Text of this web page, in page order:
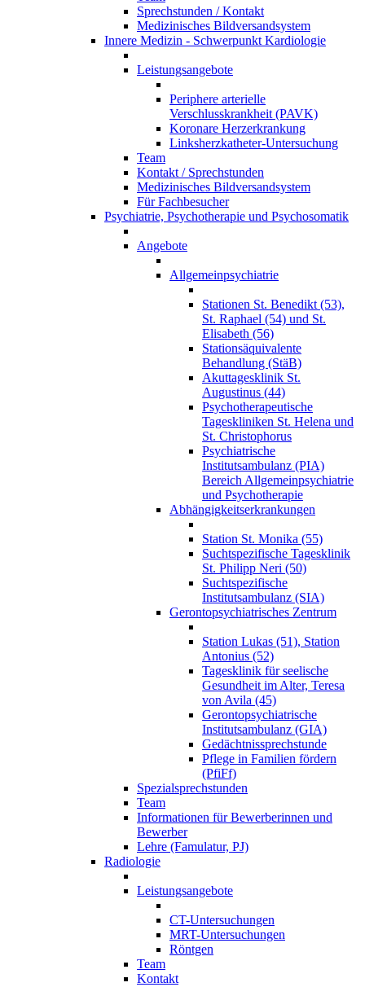
Sprechstunden / Kontakt
Medizinisches Bildversandsystem
Innere Medizin - Schwerpunkt Kardiologie
Leistungsangebote
Periphere arterielle
Verschlusskrankheit (PAVK)
Koronare Herzerkrankung
Linksherzkatheter-Untersuchung
Team
Kontakt / Sprechstunden
Medizinisches Bildversandsystem
Für Fachbesucher
Psychiatrie, Psychotherapie und Psychosomatik
Angebote
Allgemeinpsychiatrie
Stationen St. Benedikt (53),
St. Raphael (54) und St.
Elisabeth (56)
Stationsäquivalente
Behandlung (StäB)
Akuttagesklinik St.
Augustinus (44)
Psychotherapeutische
Tageskliniken St. Helena und
St. Christophorus
Psychiatrische
Institutsambulanz (PIA)
Bereich Allgemeinpsychiatrie
und Psychotherapie
Abhängigkeitserkrankungen
Station St. Monika (55)
Suchtspezifische Tagesklinik
St. Philipp Neri (50)
Suchtspezifische
Institutsambulanz (SIA)
Gerontopsychiatrisches Zentrum
Station Lukas (51), Station
Antonius (52)
Tagesklinik für seelische
Gesundheit im Alter, Teresa
von Avila (45)
Gerontopsychiatrische
Institutsambulanz (GIA)
Gedächtnissprechstunde
Pflege in Familien fördern
(PfiFf)
Spezialsprechstunden
Team
Informationen für Bewerberinnen und
Bewerber
Lehre (Famulatur, PJ)
Radiologie
Leistungsangebote
CT-Untersuchungen
MRT-Untersuchungen
Röntgen
Team
Kontakt